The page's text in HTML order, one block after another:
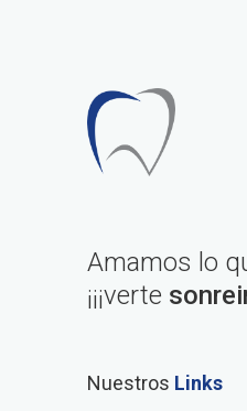
Amamos lo
¡¡¡verte
Nuestros Links